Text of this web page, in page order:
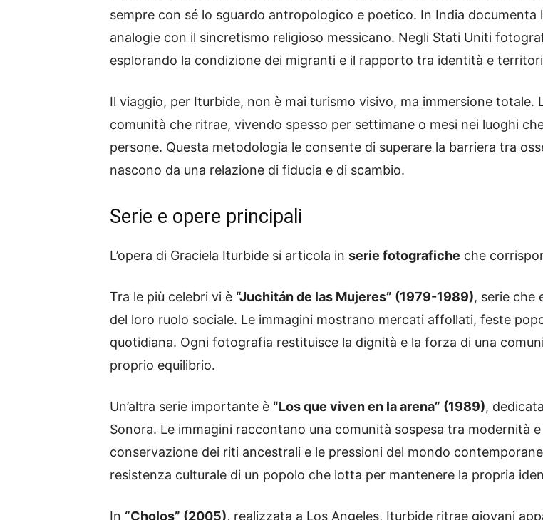
sempre con sé lo sguardo antropologico e poetico. In India
analogie con il sincretismo religioso messicano. Negli Stati Uniti
esplorando la condizione dei migranti e il rapporto tra identità e
Il viaggio, per Iturbide, non è mai turismo visivo, ma immersione
comunità che ritrae, vivendo spesso per settimane o mesi nei luoghi
persone. Questa metodologia le consente di superare la barriera tra
nascono da una relazione di fiducia e di scambio.
Serie e opere principali
L’opera di Graciela Iturbide si articola in serie fotografiche che
Tra le più celebri vi è “Juchitán de las Mujeres” (1979-1989), serie che
del loro ruolo sociale. Le immagini mostrano mercati affollati, feste
quotidiana. Ogni fotografia restituisce la dignità e la forza di una
proprio equilibrio.
Un’altra serie importante è “Los que viven en la arena” (1989),
Sonora. Le immagini raccontano una comunità sospesa tra modernità
conservazione dei riti ancestrali e le pressioni del mondo
resistenza culturale di un popolo che lotta per mantenere la propria
In “Cholos” (2005), realizzata a Los Angeles, Iturbide ritrae giovani